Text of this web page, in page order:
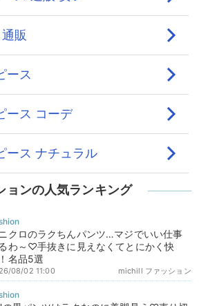
ョンの人気ランキング
クロのラクちんパンツ…マジでいい仕事
わ～♡手抜きに見えなくてとにかく快
名品5選
michill ファッション
08/02 11:00